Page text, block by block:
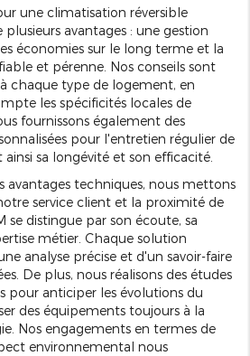
une climatisation réversible
avantages : une gestion
économies sur le long terme et la
et pérenne. Nos conseils sont
chaque type de logement, en
les spécificités locales de
fournissons également des
pour l'entretien régulier de
sa longévité et son efficacité.
avantages techniques, nous mettons
service client et la proximité de
se distingue par son écoute, sa
métier. Chaque solution
analyse précise et d'un savoir-faire
De plus, nous réalisons des études
pour anticiper les évolutions du
des équipements toujours à la
Nos engagements en termes de
environnemental nous